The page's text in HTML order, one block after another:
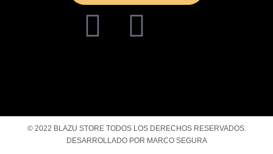
© 2022 BLAZU STORE TODOS LOS DERECHOS RESERVADOS.
DESARROLLADO POR MARCO SEGURA